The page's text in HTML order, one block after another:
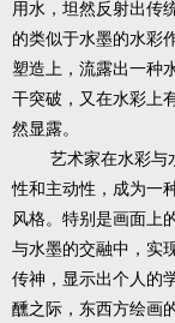
用水，坦然反射出传
的类似于水墨的水彩
塑造上，流露出一种
干突破，又在水彩上
然显露。
艺术家在水彩与水
性和主动性，成为一
风格。特别是画面
与水墨的交融中，实
传神，显示出个人的
醺之际，东西方绘画